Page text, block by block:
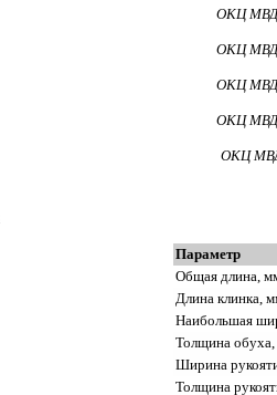
ОКЦ МВД
ОКЦ МВД
ОКЦ МВД
ОКЦ МВД
ОКЦ
Параметр
Общая длина,
Длина клинка,
Наибольшая
Толщина
Ширина
Толщина